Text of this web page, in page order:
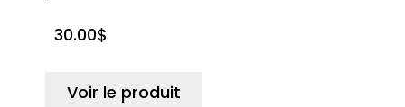
30.00$
Voir le produit